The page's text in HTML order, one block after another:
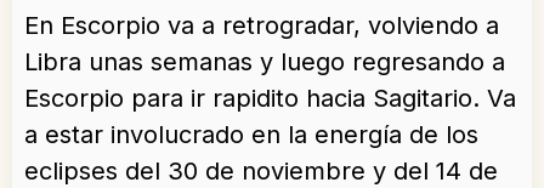
En Escorpio va a retrogradar, volviendo a
Libra unas semanas y luego regresando a
Escorpio para ir rapidito hacia Sagitario. Va
a estar involucrado en la energía de los
eclipses del 30 de noviembre y del 14 de